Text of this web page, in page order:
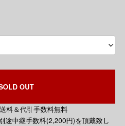
OUT
料＆代引手数料無料
途中継手数料(2,200円)を頂戴致し